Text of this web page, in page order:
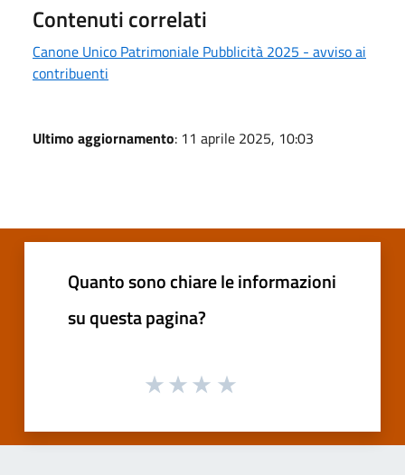
Contenuti correlati
Canone Unico Patrimoniale Pubblicità 2025 - avviso ai
contribuenti
Ultimo aggiornamento: 11 aprile 2025, 10:03
Quanto sono chiare le informazioni
su questa pagina?